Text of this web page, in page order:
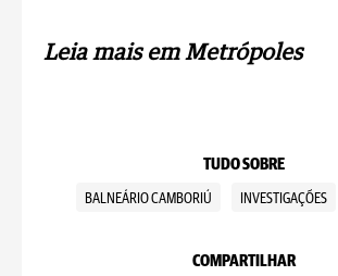
Leia mais em Metrópoles
TUDO SOBRE
BALNEÁRIO CAMBORIÚ INVESTIGAÇÕES
COMPARTILHAR